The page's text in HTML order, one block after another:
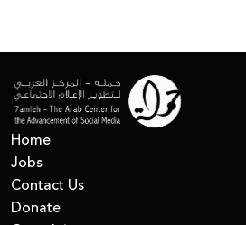
Home
Jobs
Contact Us
Donate